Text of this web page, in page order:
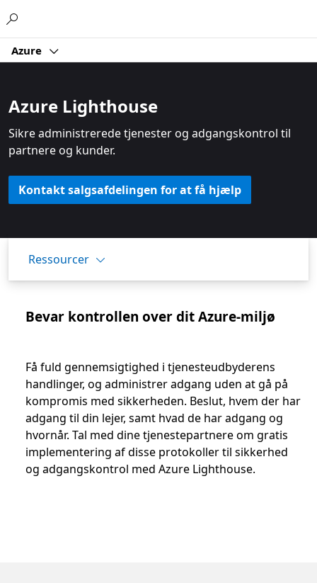
Azure
Azure Lighthouse
Sikre administrerede tjenester og adgangskontrol til
partnere og kunder.
Kontakt salgsafdelingen for at få hjælp
Ressourcer
Bevar kontrollen over dit Azure-miljø
Få fuld gennemsigtighed i tjenesteudbyderens
handlinger, og administrer adgang uden at gå på
kompromis med sikkerheden. Beslut, hvem der har
adgang til din lejer, samt hvad de har adgang og
hvornår. Tal med dine tjenestepartnere om gratis
implementering af disse protokoller til sikkerhed
og adgangskontrol med Azure Lighthouse.